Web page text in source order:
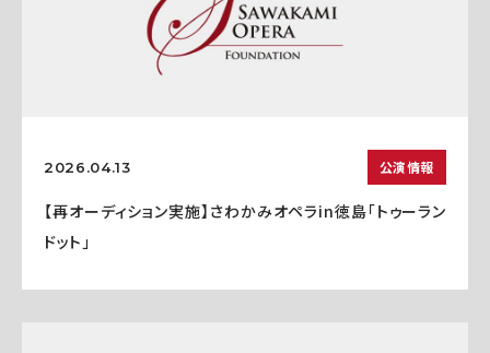
2026.04.13 公演情報
【再オーディション実施】さわかみオペラin徳島「トゥーラン
ドット」